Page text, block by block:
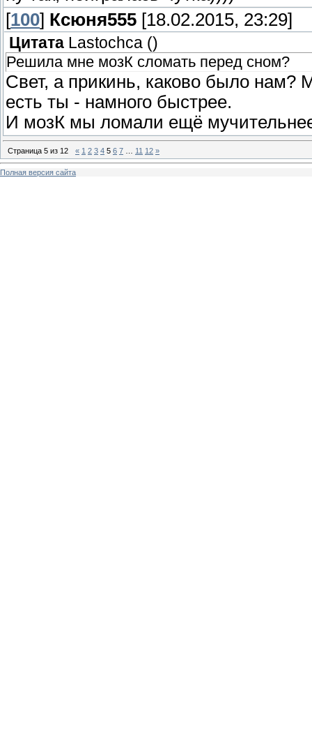
[100] Ксюня555 [18.02.2015, 23:29]
Цитата Lastochca ()
Решила мне мозК сломать перед сном?
Свет, а прикинь, каково было нам?
есть ты - намного быстрее.
И мозК мы ломали ещё
Страница 5 из 12 « 1 2 3 4 5 6 7 11 12 »
Полная версия сайта